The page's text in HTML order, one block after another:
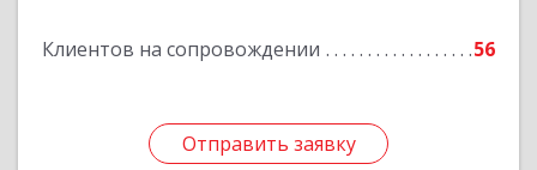
Клиентов на сопровождении 56
Отправить заявку
Отправить заявку